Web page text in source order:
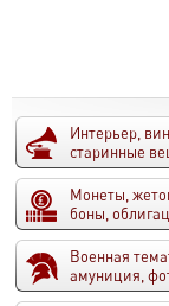
Интерьер,
старинные
Монеты,
боны,
Военная
амуниция,